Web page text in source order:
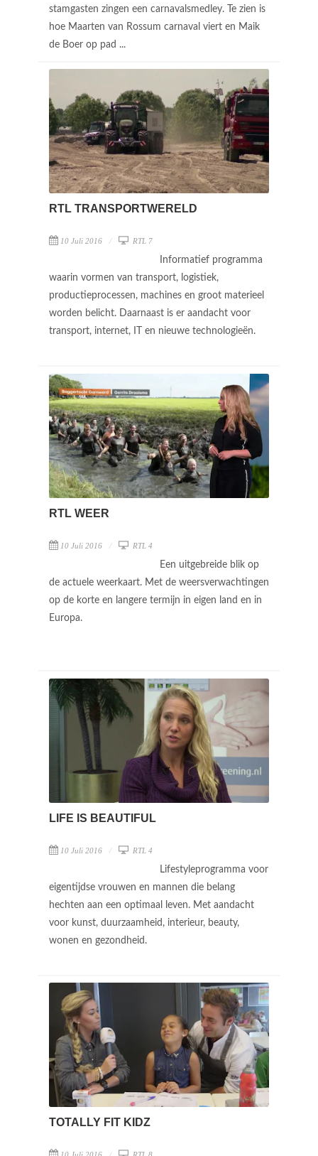
stamgasten zingen een carnavalsmedley. Te zien is
hoe Maarten van Rossum carnaval viert en Maik
de Boer op pad ...
RTL TRANSPORTWERELD
10 Juli 2016 RTL 7
Informatief programma
waarin vormen van transport, logistiek,
productieprocessen, machines en groot materieel
worden belicht. Daarnaast is er aandacht voor
transport, internet, IT en nieuwe technologieën.
RTL WEER
10 Juli 2016 RTL 4
Een uitgebreide blik op
de actuele weerkaart. Met de weersverwachtingen
op de korte en langere termijn in eigen land en in
Europa.
LIFE IS BEAUTIFUL
10 Juli 2016 RTL 4
Lifestyleprogramma voor
eigentijdse vrouwen en mannen die belang
hechten aan een optimaal leven. Met aandacht
voor kunst, duurzaamheid, interieur, beauty,
wonen en gezondheid.
TOTALLY FIT KIDZ